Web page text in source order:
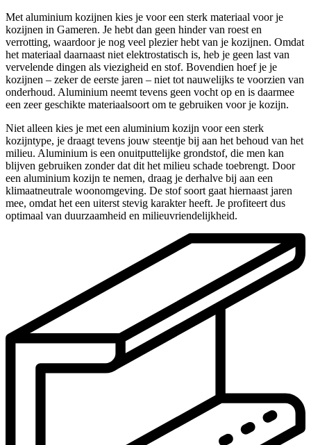
Met aluminium kozijnen kies je voor een sterk materiaal voor je
kozijnen in Gameren. Je hebt dan geen hinder van roest en
verrotting, waardoor je nog veel plezier hebt van je kozijnen. Omdat
het materiaal daarnaast niet elektrostatisch is, heb je geen last van
vervelende dingen als viezigheid en stof. Bovendien hoef je je
kozijnen – zeker de eerste jaren – niet tot nauwelijks te voorzien van
onderhoud. Aluminium neemt tevens geen vocht op en is daarmee
een zeer geschikte materiaalsoort om te gebruiken voor je kozijn.
Niet alleen kies je met een aluminium kozijn voor een sterk
kozijntype, je draagt tevens jouw steentje bij aan het behoud van het
milieu. Aluminium is een onuitputtelijke grondstof, die men kan
blijven gebruiken zonder dat dit het milieu schade toebrengt. Door
een aluminium kozijn te nemen, draag je derhalve bij aan een
klimaatneutrale woonomgeving. De stof soort gaat hiernaast jaren
mee, omdat het een uiterst stevig karakter heeft. Je profiteert dus
optimaal van duurzaamheid en milieuvriendelijkheid.